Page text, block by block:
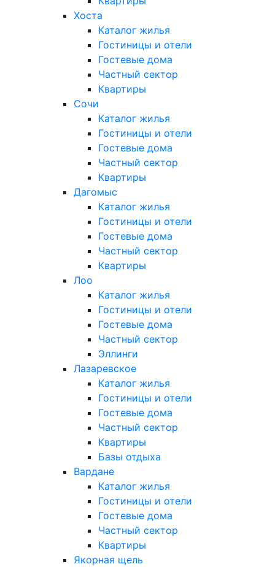
Хоста
Каталог жилья
Гостиницы и отели
Гостевые дома
Частный сектор
Квартиры
Сочи
Каталог жилья
Гостиницы и отели
Гостевые дома
Частный сектор
Квартиры
Дагомыс
Каталог жилья
Гостиницы и отели
Гостевые дома
Частный сектор
Квартиры
Лоо
Каталог жилья
Гостиницы и отели
Гостевые дома
Частный сектор
Эллинги
Лазаревское
Каталог жилья
Гостиницы и отели
Гостевые дома
Частный сектор
Квартиры
Базы отдыха
Вардане
Каталог жилья
Гостиницы и отели
Гостевые дома
Частный сектор
Квартиры
Якорная щель